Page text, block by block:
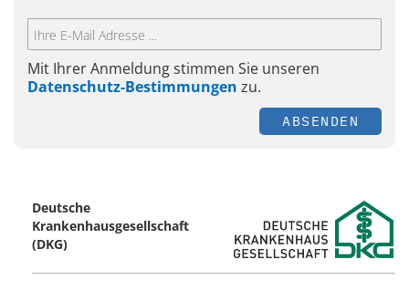
Mit Ihrer Anmeldung stimmen Sie unseren
Datenschutz-Bestimmungen zu.
ABSENDEN
Deutsche
Krankenhausgesellschaft
(DKG)